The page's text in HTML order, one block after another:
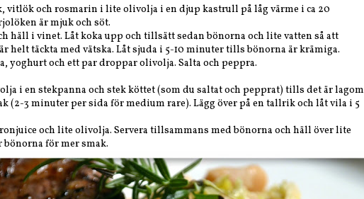
vitlök och rosmarin i lite olivolja i en djup kastrull på låg värme i ca 20
är mjuk och söt.
häll i vinet. Låt koka upp och tillsätt sedan bönorna och lite vatten så att
helt täckta med vätska. Låt sjuda i 5-10 minuter tills bönorna är krämiga.
yoghurt och ett par droppar olivolja. Salta och peppra.
i en stekpanna och stek köttet (som du saltat och pepprat) tills det är lagom
(2-3 minuter per sida för medium rare). Lägg över på en tallrik och låt vila i 5
och lite olivolja. Servera tillsammans med bönorna och häll över lite
för mer smak.